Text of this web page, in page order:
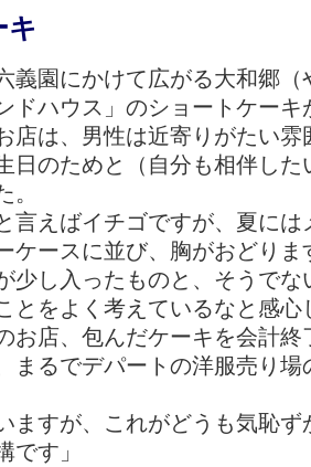
キ
義園にかけて広がる大和郷
ドハウス」のショートケー
店は、男性は近寄りがたい
日のためと（自分も相伴した
。
言えばイチゴですが、夏に
ケースに並び、胸がおどりま
少し入ったものと、そうで
とをよく考えているなと感心
お店、包んだケーキを会計
まるでデパートの洋服売り場
ますが、これがどうも気恥ず
です」